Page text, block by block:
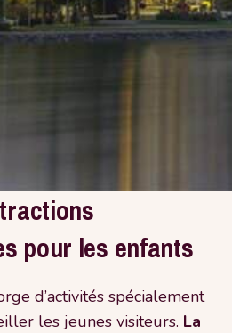
pour les enfants
d’activités spécialement
les jeunes visiteurs. La